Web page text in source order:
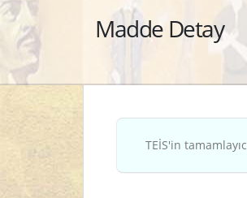
Madde Detay
TEİS'in